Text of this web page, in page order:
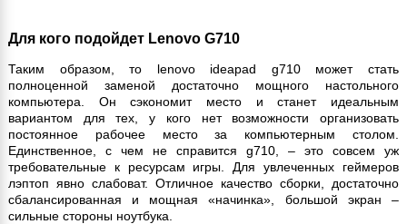
Для кого подойдет Lenovo G710
Таким образом, то lenovo ideapad g710 может стать
полноценной заменой достаточно мощного настольного
компьютера. Он сэкономит место и станет идеальным
вариантом для тех, у кого нет возможности организовать
постоянное рабочее место за компьютерным столом.
Единственное, с чем не справится g710, – это совсем уж
требовательные к ресурсам игры. Для увлеченных геймеров
лэптоп явно слабоват. Отличное качество сборки, достаточно
сбалансированная и мощная «начинка», большой экран –
сильные стороны ноутбука.